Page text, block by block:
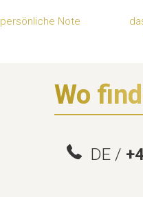
persönliche Note
Wo
DE /